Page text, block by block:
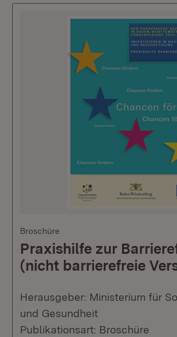
Broschüre
Praxishilfe zur
(nicht barrierefreie
Herausgeber: Ministerium für
und Gesundheit
Publikationsart: Broschüre